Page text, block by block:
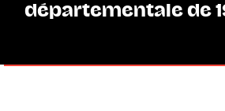
départementale de